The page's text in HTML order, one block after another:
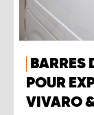
BARRES
POUR
VIVARO